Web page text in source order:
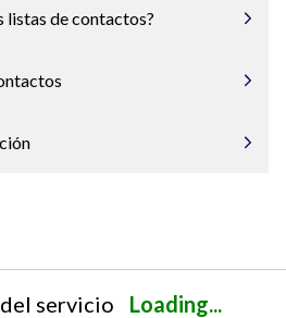
listas de contactos?
servicio Loading...